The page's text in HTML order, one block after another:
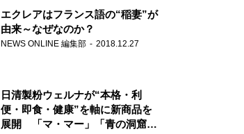
エクレアはフランス語の“稲妻”が
由来～なぜなのか？
NEWS ONLINE 編集部 2018.12.27
日清製粉ウェルナが“本格・利
便・即食・健康”を軸に新商品を
展開 「マ・マー」「青の洞窟」